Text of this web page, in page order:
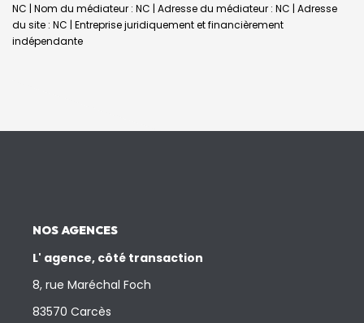
NC | Nom du médiateur : NC | Adresse du médiateur : NC | Adresse
du site : NC | Entreprise juridiquement et financièrement
indépendante
NOS AGENCES
L' agence, côté transaction
8, rue Maréchal Foch
83570 Carcès